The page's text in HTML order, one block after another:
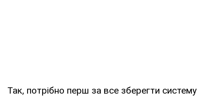
Так, потрібно перш за все зберегти систему